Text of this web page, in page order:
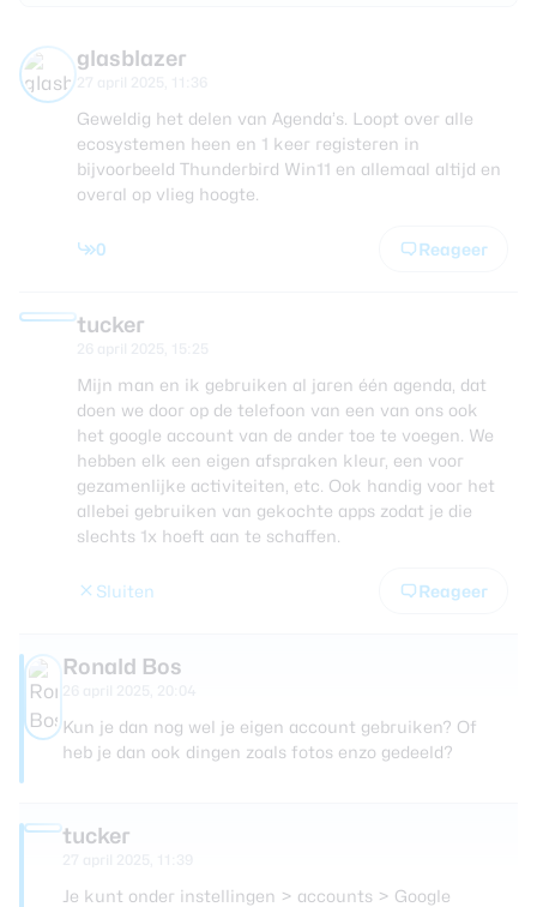
glasblazer
Geweldig het delen van Agenda’s. Loopt over alle
ecosystemen heen en 1 keer registeren in
bijvoorbeeld Thunderbird Win11 en allemaal altijd en
overal op vlieg hoogte.
0 Reageer
tucker
Mijn man en ik gebruiken al jaren één agenda, dat
doen we door op de telefoon van een van ons ook
het google account van de ander toe te voegen. We
hebben elk een eigen afspraken kleur, een voor
gezamenlijke activiteiten, etc. Ook handig voor het
allebei gebruiken van gekochte apps zodat je die
slechts 1x hoeft aan te schaffen.
Sluiten Reageer
Ronald Bos
Kun je dan nog wel je eigen account gebruiken? Of
heb je dan ook dingen zoals fotos enzo gedeeld?
tucker
Je kunt onder instellingen > accounts > Google